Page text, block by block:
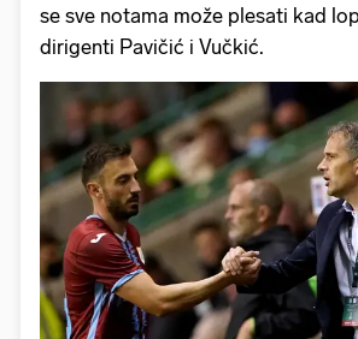
se sve notama može plesati kad
dirigenti Pavičić i Vučkić.